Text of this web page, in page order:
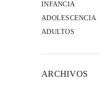
INFANCIA
ADOLESCENCIA
ADULTOS
ARCHIVOS